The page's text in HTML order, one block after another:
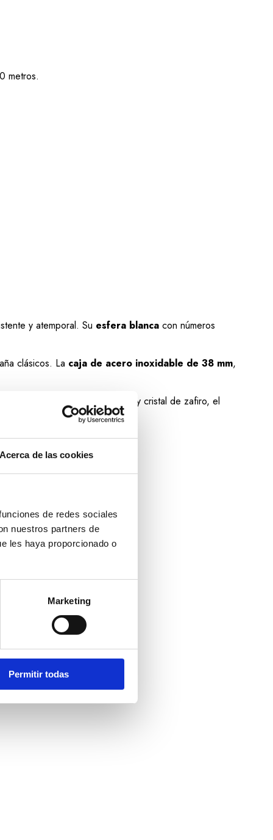
de las cookies
de redes sociales
nuestros partners de
les haya proporcionado o
Marketing
Permitir todas
metros.
y atemporal. Su esfera blanca con números
clásicos. La caja de acero inoxidable de 38 mm,
al agua hasta 50 metros y cristal de zafiro, el